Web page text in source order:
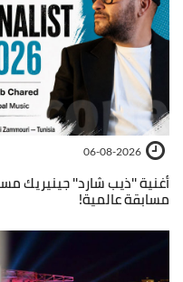
06-08-2026
أغنية ''ذيب شارد'' جينيريك
مسابقة عالمية!